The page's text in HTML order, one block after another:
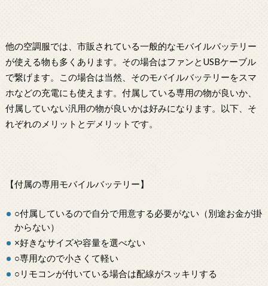
他の空調服では、市販されている一般的なモバイルバッテリー
が使える物も多くあります。その場合はファンとUSBケーブル
で繋げます。この場合は当然、そのモバイルバッテリーをスマ
ホなどの充電にも使えます。付属している専用の物が良いか、
付属していない汎用の物が良いかは好みになります。以下、そ
れぞれのメリットとデメリットです。
【付属の専用モバイルバッテリー】
○付属しているので自分で用意する必要がない（別途お金が掛
からない）
×好きなサイズや容量を選べない
○専用なので小さくて軽い
○リモコンが付いている場合は配線がスッキリする